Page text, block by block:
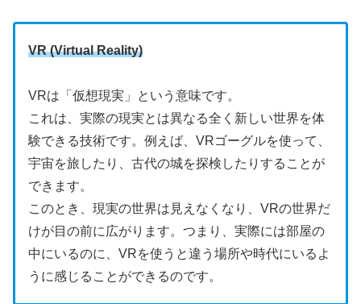
VR (Virtual Reality)
VRは「仮想現実」という意味です。
これは、実際の現実とは異なる全く新しい世界を体
験できる技術です。例えば、VRゴーグルを使って、
宇宙を旅したり、古代の城を探検したりすることが
できます。
このとき、現実の世界は見えなくなり、VRの世界だ
けが目の前に広がります。つまり、実際には部屋の
中にいるのに、VRを使うと違う場所や時代にいるよ
うに感じることができるのです。